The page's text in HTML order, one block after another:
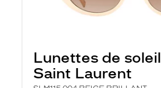
Lunettes de soleil
Saint Laurent